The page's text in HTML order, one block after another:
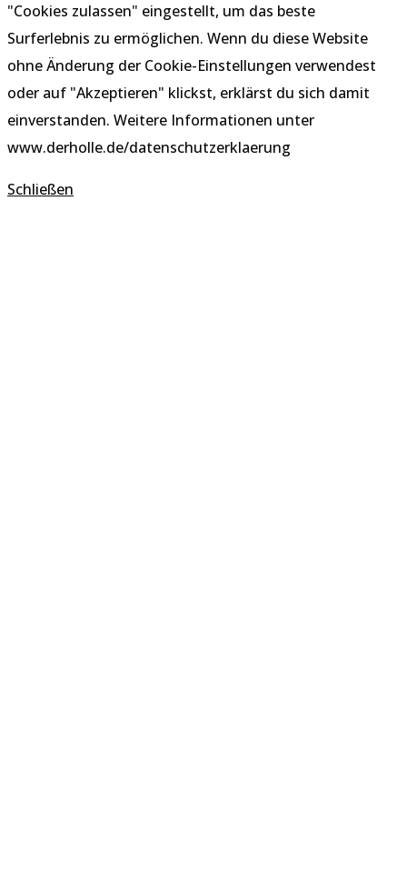
"Cookies zulassen" eingestellt, um das beste
Surferlebnis zu ermöglichen. Wenn du diese Website
ohne Änderung der Cookie-Einstellungen verwendest
oder auf "Akzeptieren" klickst, erklärst du sich damit
einverstanden. Weitere Informationen unter
www.derholle.de/datenschutzerklaerung
Schließen